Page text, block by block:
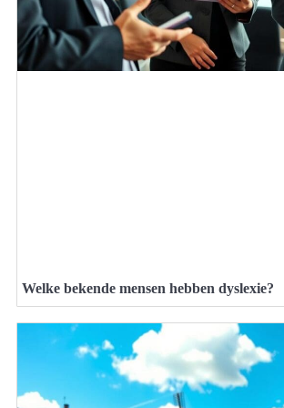
Welke bekende mensen hebben dyslexie?